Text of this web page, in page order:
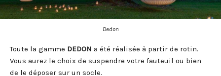
Dedon
Toute la gamme DEDON a été réalisée à partir de rotin.
Vous aurez le choix de suspendre votre fauteuil ou bien
de le déposer sur un socle.